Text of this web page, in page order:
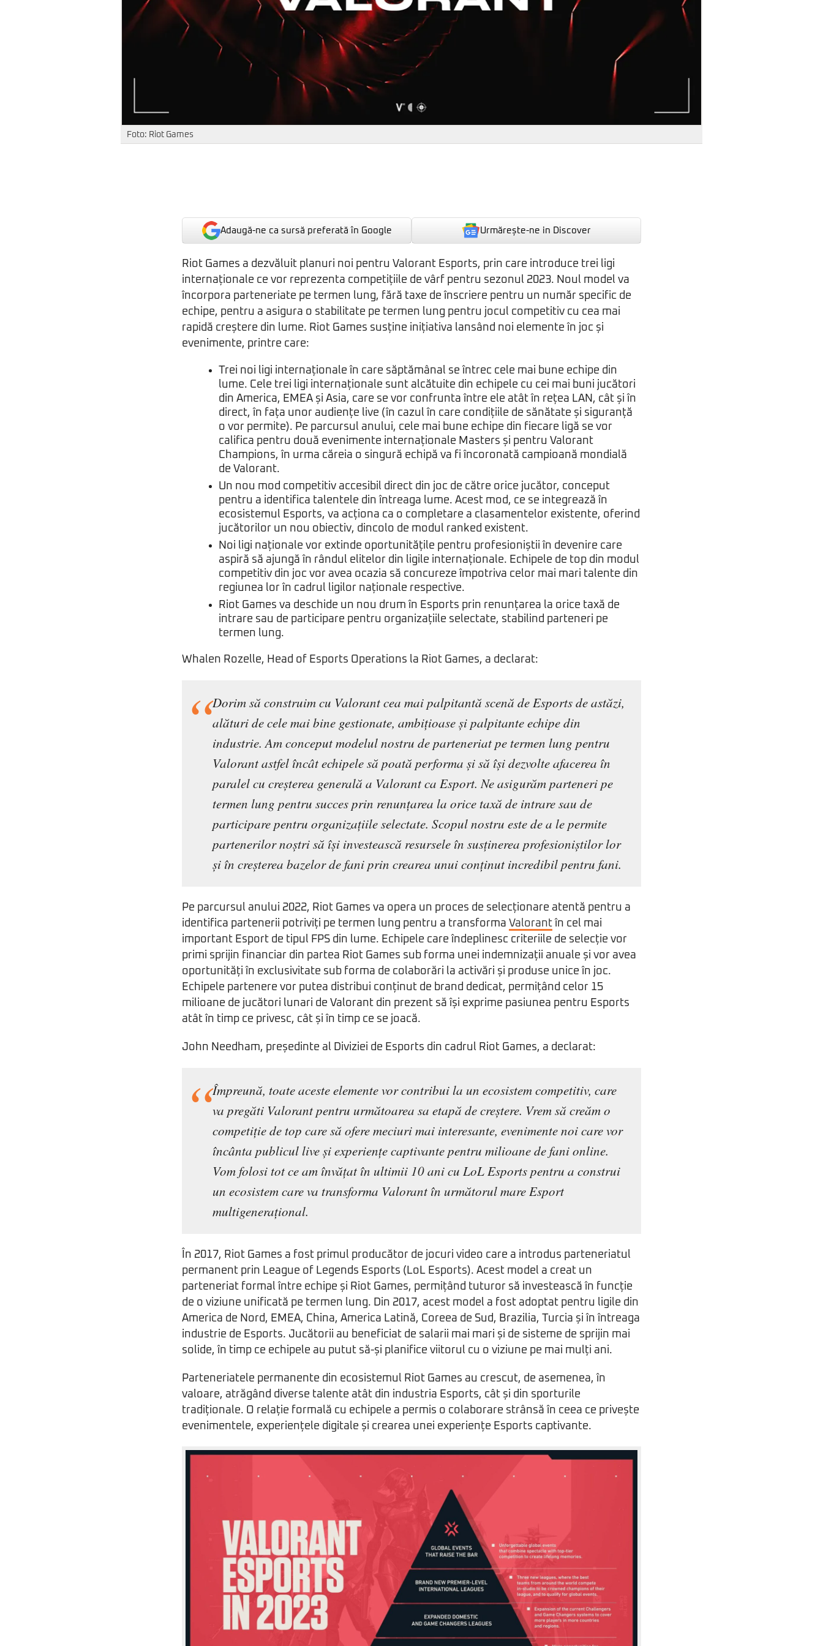
Foto: Riot Games
Adaugă-ne ca sursă preferată în Google Urmărește-ne in Discover
Riot Games a dezvăluit planuri noi pentru Valorant Esports, prin care introduce trei ligi
internaționale ce vor reprezenta competițiile de vârf pentru sezonul 2023. Noul model va
încorpora parteneriate pe termen lung, fără taxe de înscriere pentru un număr specific de
echipe, pentru a asigura o stabilitate pe termen lung pentru jocul competitiv cu cea mai
rapidă creștere din lume. Riot Games susține inițiativa lansând noi elemente în joc și
evenimente, printre care:
Trei noi ligi internaționale în care săptămânal se întrec cele mai bune echipe din
lume. Cele trei ligi internaționale sunt alcătuite din echipele cu cei mai buni jucători
din America, EMEA și Asia, care se vor confrunta între ele atât în rețea LAN, cât și în
direct, în fața unor audiențe live (în cazul în care condițiile de sănătate și siguranță
o vor permite). Pe parcursul anului, cele mai bune echipe din fiecare ligă se vor
califica pentru două evenimente internaționale Masters și pentru Valorant
Champions, în urma căreia o singură echipă va fi încoronată campioană mondială
de Valorant.
Un nou mod competitiv accesibil direct din joc de către orice jucător, conceput
pentru a identifica talentele din întreaga lume. Acest mod, ce se integrează în
ecosistemul Esports, va acționa ca o completare a clasamentelor existente, oferind
jucătorilor un nou obiectiv, dincolo de modul ranked existent.
Noi ligi naționale vor extinde oportunitățile pentru profesioniștii în devenire care
aspiră să ajungă în rândul elitelor din ligile internaționale. Echipele de top din modul
competitiv din joc vor avea ocazia să concureze împotriva celor mai mari talente din
regiunea lor în cadrul ligilor naționale respective.
Riot Games va deschide un nou drum în Esports prin renunțarea la orice taxă de
intrare sau de participare pentru organizațiile selectate, stabilind parteneri pe
termen lung.
Whalen Rozelle, Head of Esports Operations la Riot Games, a declarat:
Dorim să construim cu Valorant cea mai palpitantă scenă de Esports de astăzi,
alături de cele mai bine gestionate, ambițioase și palpitante echipe din
industrie. Am conceput modelul nostru de parteneriat pe termen lung pentru
Valorant astfel încât echipele să poată performa și să își dezvolte afacerea în
paralel cu creșterea generală a Valorant ca Esport. Ne asigurăm parteneri pe
termen lung pentru succes prin renunțarea la orice taxă de intrare sau de
participare pentru organizațiile selectate. Scopul nostru este de a le permite
partenerilor noștri să își investească resursele în susținerea profesioniștilor lor
și în creșterea bazelor de fani prin crearea unui conținut incredibil pentru fani.
Pe parcursul anului 2022, Riot Games va opera un proces de selecționare atentă pentru a
identifica partenerii potriviți pe termen lung pentru a transforma Valorant în cel mai
important Esport de tipul FPS din lume. Echipele care îndeplinesc criteriile de selecție vor
primi sprijin financiar din partea Riot Games sub forma unei indemnizații anuale și vor avea
oportunități în exclusivitate sub forma de colaborări la activări și produse unice în joc.
Echipele partenere vor putea distribui conținut de brand dedicat, permițând celor 15
milioane de jucători lunari de Valorant din prezent să își exprime pasiunea pentru Esports
atât în timp ce privesc, cât și în timp ce se joacă.
John Needham, președinte al Diviziei de Esports din cadrul Riot Games, a declarat:
Împreună, toate aceste elemente vor contribui la un ecosistem competitiv, care
va pregăti Valorant pentru următoarea sa etapă de creștere. Vrem să creăm o
competiție de top care să ofere meciuri mai interesante, evenimente noi care vor
încânta publicul live și experiențe captivante pentru milioane de fani online.
Vom folosi tot ce am învățat în ultimii 10 ani cu LoL Esports pentru a construi
un ecosistem care va transforma Valorant în următorul mare Esport
multigenerațional.
În 2017, Riot Games a fost primul producător de jocuri video care a introdus parteneriatul
permanent prin League of Legends Esports (LoL Esports). Acest model a creat un
parteneriat formal între echipe și Riot Games, permițând tuturor să investească în funcție
de o viziune unificată pe termen lung. Din 2017, acest model a fost adoptat pentru ligile din
America de Nord, EMEA, China, America Latină, Coreea de Sud, Brazilia, Turcia și în întreaga
industrie de Esports. Jucătorii au beneficiat de salarii mai mari și de sisteme de sprijin mai
solide, în timp ce echipele au putut să-și planifice viitorul cu o viziune pe mai mulți ani.
Parteneriatele permanente din ecosistemul Riot Games au crescut, de asemenea, în
valoare, atrăgând diverse talente atât din industria Esports, cât și din sporturile
tradiționale. O relație formală cu echipele a permis o colaborare strânsă în ceea ce privește
evenimentele, experiențele digitale și crearea unei experiențe Esports captivante.